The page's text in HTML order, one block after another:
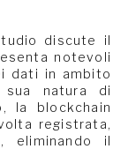
discute il
notevoli
dati in ambito
sua natura di
la blockchain
registrata,
eliminando il